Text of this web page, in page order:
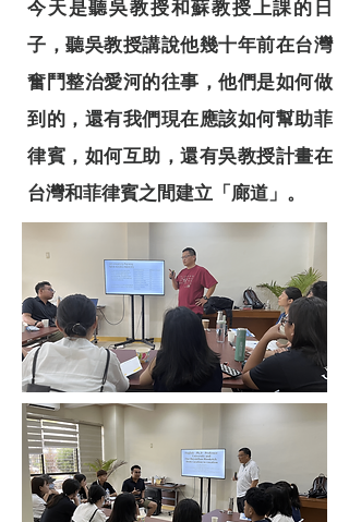
今天是聽吳教授和蘇教授上課的日
子，聽吳教授講說他幾十年前在台灣
奮鬥整治愛河的往事，他們是如何做
到的，還有我們現在應該如何幫助菲
律賓，如何互助，還有吳教授計畫在
台灣和菲律賓之間建立「廊道」。